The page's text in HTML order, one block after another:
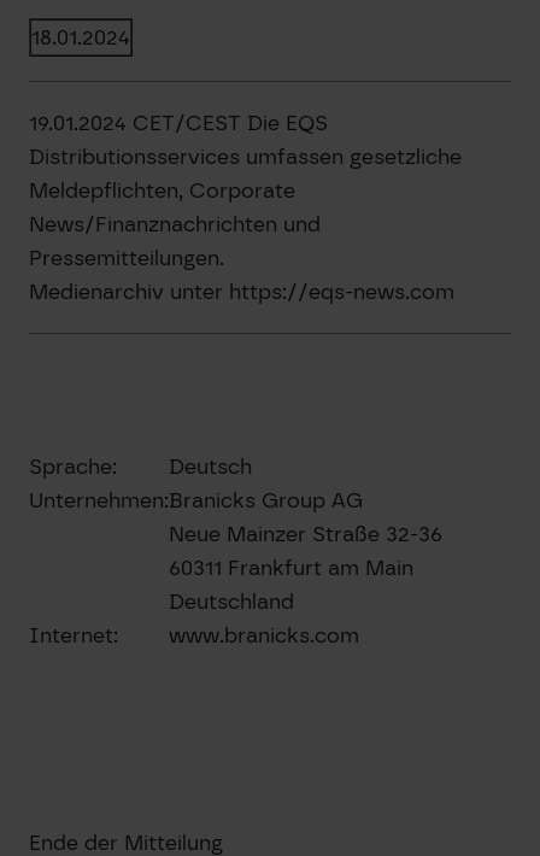
18.01.2024
19.01.2024 CET/CEST Die EQS
Distributionsservices umfassen gesetzliche
Meldepflichten, Corporate
News/Finanznachrichten und
Pressemitteilungen.
Medienarchiv unter https://eqs-news.com
Sprache:
Deutsch
Unternehmen:Branicks Group AG
Neue Mainzer Straße 32-36
60311 Frankfurt am Main
Deutschland
Internet:
www.branicks.com
Ende der Mitteilung